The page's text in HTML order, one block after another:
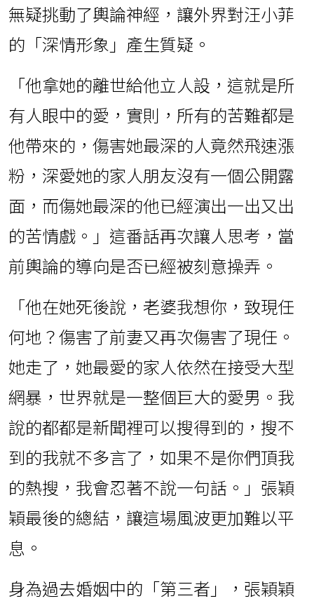
無疑挑動了輿論神經，讓外界對汪小菲
的「深情形象」產生質疑。
「他拿她的離世給他立人設，這就是所
有人眼中的愛，實則，所有的苦難都是
他帶來的，傷害她最深的人竟然飛速漲
粉，深愛她的家人朋友沒有一個公開露
面，而傷她最深的他已經演出一出又出
的苦情戲。」這番話再次讓人思考，當
前輿論的導向是否已經被刻意操弄。
「他在她死後說，老婆我想你，致現任
何地？傷害了前妻又再次傷害了現任。
她走了，她最愛的家人依然在接受大型
網暴，世界就是一整個巨大的愛男。我
說的都都是新聞裡可以搜得到的，搜不
到的我就不多言了，如果不是你們頂我
的熱搜，我會忍著不說一句話。」張穎
穎最後的總結，讓這場風波更加難以平
息。
身為過去婚姻中的「第三者」，張穎穎